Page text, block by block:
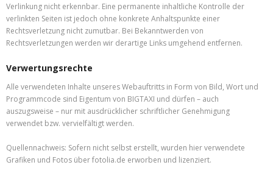
Verlinkung nicht erkennbar. Eine permanente inhaltliche Kontrolle der
verlinkten Seiten ist jedoch ohne konkrete Anhaltspunkte einer
Rechtsverletzung nicht zumutbar. Bei Bekanntwerden von
Rechtsverletzungen werden wir derartige Links umgehend entfernen.
Verwertungsrechte
Alle verwendeten Inhalte unseres Webauftritts in Form von Bild, Wort und
Programmcode sind Eigentum von BIGTAXI und dürfen – auch
auszugsweise – nur mit ausdrücklicher schriftlicher Genehmigung
verwendet bzw. vervielfältigt werden.
Quellennachweis: Sofern nicht selbst erstellt, wurden hier verwendete
Grafiken und Fotos über fotolia.de erworben und lizenziert.